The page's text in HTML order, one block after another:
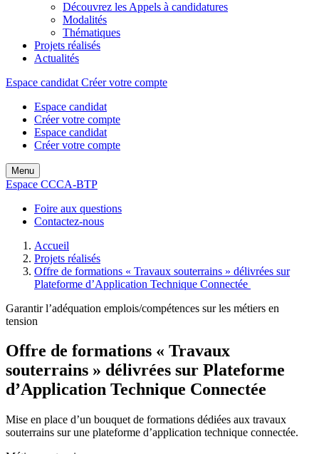
Découvrez les Appels à candidatures
Modalités
Thématiques
Projets réalisés
Actualités
Espace candidat Créer votre compte
Espace candidat
Créer votre compte
Espace candidat
Créer votre compte
Menu
Espace CCCA-BTP
Foire aux questions
Contactez-nous
Accueil
Projets réalisés
Offre de formations « Travaux souterrains » délivrées sur
Plateforme d’Application Technique Connectée
Garantir l’adéquation emplois/compétences sur les métiers en
tension
Offre de formations « Travaux
souterrains » délivrées sur Plateforme
d’Application Technique Connectée
Mise en place d’un bouquet de formations dédiées aux travaux
souterrains sur une plateforme d’application technique connectée.